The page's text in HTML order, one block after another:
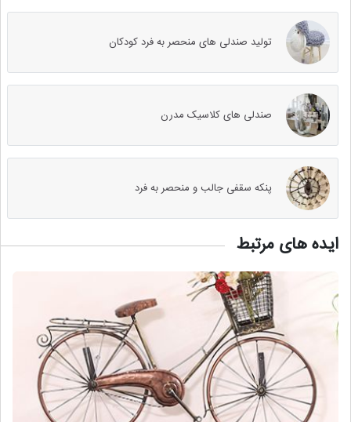
تولید صندلی های منحصر به فرد کودکان
صندلی های کلاسیک مدرن
پنکه سقفی جالب و منحصر به فرد
ایده های مرتبط